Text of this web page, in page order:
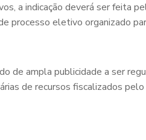
a indicação deverá ser feita
processo eletivo organizado
de ampla publicidade a ser
de recursos fiscalizados